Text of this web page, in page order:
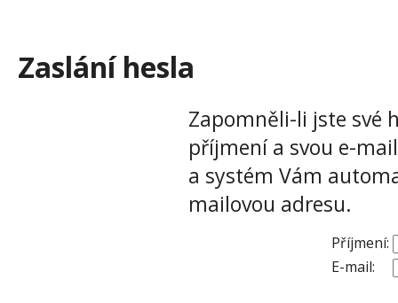
Zaslání hesla
Zapomněli-li jste své
příjmení a svou e-
a systém Vám
mailovou adresu.
Příjmení:
E-mail: